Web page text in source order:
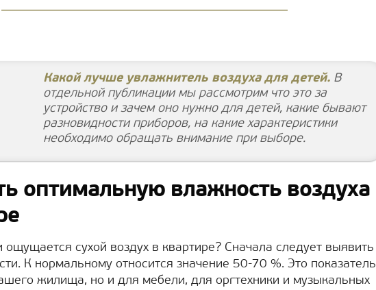
Какой лучше увлажнитель воздуха для детей. В
отдельной публикации мы рассмотрим что это за
устройство и зачем оно нужно для детей, какие бывают
разновидности приборов, на какие характеристики
необходимо обращать внимание при выборе.
оптимальную влажность воздуха
ощущается сухой воздух в квартире? Сначала следует выявить
К нормальному относится значение 50-70 %. Это показатель
жилища, но и для мебели, для оргтехники и музыкальных